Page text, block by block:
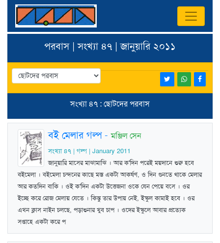
পরবাস | সংখ্যা ৪৭ | জানুয়ারি ২০১১
সংখ্যা ৪৭ : ছোটদের পরবাস
বই মেলার গল্প-মঞ্জিল সেন
সংখ্যা ৪৭ | গল্প | January 2011
জানুয়ারি মাসের মাঝামাঝি । আর ক'দিন পরেই ময়দানে শুরু হবে
বইমেলা । বইমেলা চন্দনের কাছে মস্ত একটা আকর্ষণ, ও দিন গুনতে থাকে মেলার
আর কতদিন বাকি । ওই ক'দিন একটা উত্তেজনা ওকে যেন পেয়ে বসে । ওর
ইচ্ছে করে রোজ মেলায় যেতে । কিন্তু তার উপায় নেই, ইস্কুল কামাই হবে । ওর
এখন ক্লাস নাইন চলছে, পড়াশুনার খুব চাপ । ওদের ইস্কুলে আবার প্রত্যেক
সপ্তাহে একটা করে প